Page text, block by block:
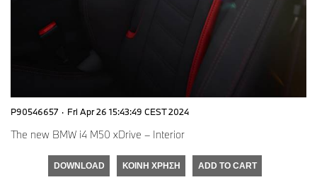
P90546657 · Fri Apr 26 15:43:49 CEST 2024
The new BMW i4 M50 xDrive – Interior
DOWNLOAD ΚΟΙΝΉ ΧΡΉΣΗ ADD TO CART